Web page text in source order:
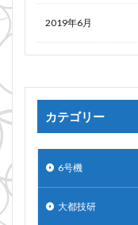
2019年6月
カテゴリー
6号機
大都技研